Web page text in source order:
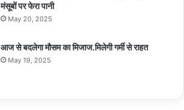
मंसूबों पर फेरा पानी
May 20, 2025
आज से बदलेगा मौसम का मिजाज.मिलेगी गर्मी से राहत
May 19, 2025